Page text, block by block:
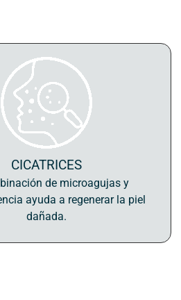
CICATRICES
de microagujas y
ayuda a regenerar la piel
dañada.